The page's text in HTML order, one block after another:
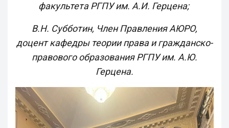
факультета РГПУ им. А.И. Герцена;
В.Н. Субботин, Член Правления АЮРО,
доцент кафедры теории права и гражданско-
правового образования РГПУ им. А.Ю.
Герцена.